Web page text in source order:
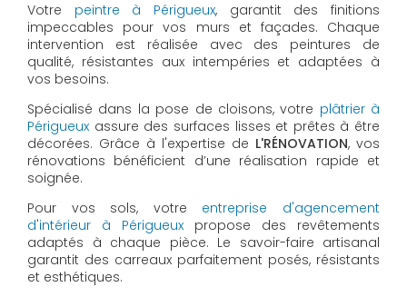
Votre peintre à Périgueux, garantit des finitions
impeccables pour vos murs et façades. Chaque
intervention est réalisée avec des peintures de
qualité, résistantes aux intempéries et adaptées à
vos besoins.
Spécialisé dans la pose de cloisons, votre plâtrier à
Périgueux assure des surfaces lisses et prêtes à être
décorées. Grâce à l'expertise de L'RÉNOVATION, vos
rénovations bénéficient d’une réalisation rapide et
soignée.
Pour vos sols, votre entreprise d'agencement
d'intérieur à Périgueux propose des revêtements
adaptés à chaque pièce. Le savoir-faire artisanal
garantit des carreaux parfaitement posés, résistants
et esthétiques.